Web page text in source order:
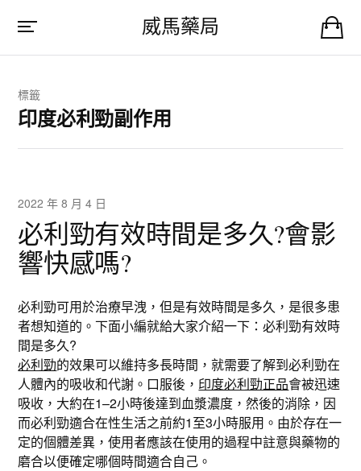
威馬藥局
標籤
印度必利勁副作用
2022 年 8 月 4 日
必利勁有效時間是多久?會影
響快感嗎?
必利勁可用於治療早洩，但是有效時間是多久，是很多患
者想知道的。下面小編就給大家介紹一下：必利勁有效時
間是多久?
必利勁的效果可以維持多長時間，就需要了解到必利勁在
人體內的吸收和代謝。口服後， 印度必利勁正品會被迅速
吸收，大約在1–2小時後達到血漿濃度，然後的消除，因
而必利勁適合在性生活之前約1至3小時服用。由於存在一
定的個體差異，使用者應該在使用的過程中註意與藥物的
磨合以便確定哪個時間適合自己。